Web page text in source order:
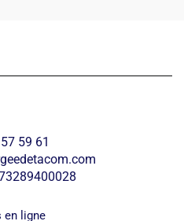
59 61
en ligne